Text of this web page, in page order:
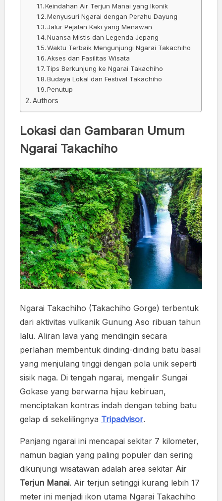
Keindahan Air Terjun Manai yang Ikonik
Menyusuri Ngarai dengan Perahu Dayung
Jalur Pejalan Kaki yang Menawan
Nuansa Mistis dan Legenda Jepang
Waktu Terbaik Mengunjungi Ngarai Takachiho
Akses dan Fasilitas Wisata
Tips Berkunjung ke Ngarai Takachiho
Budaya Lokal dan Festival Takachiho
Penutup
Authors
Lokasi dan Gambaran Umum
Ngarai Takachiho
Ngarai Takachiho (Takachiho Gorge) terbentuk
dari aktivitas vulkanik Gunung Aso ribuan tahun
lalu. Aliran lava yang mendingin secara
perlahan membentuk dinding-dinding batu basal
yang menjulang tinggi dengan pola unik seperti
sisik naga. Di tengah ngarai, mengalir Sungai
Gokase yang berwarna hijau kebiruan,
menciptakan kontras indah dengan tebing batu
gelap di sekelilingnya Tripadvisor.
Panjang ngarai ini mencapai sekitar 7 kilometer,
namun bagian yang paling populer dan sering
dikunjungi wisatawan adalah area sekitar Air
Terjun Manai. Air terjun setinggi kurang lebih 17
meter ini menjadi ikon utama Ngarai Takachiho